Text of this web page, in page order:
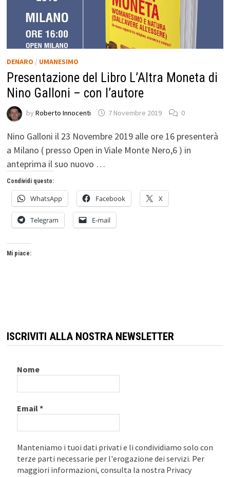
DENARO / UMANESIMO
Presentazione del Libro L’Altra Moneta di
Nino Galloni – con l’autore
by Roberto Innocenti 7 Novembre 2019 0
Nino Galloni il 23 Novembre 2019 alle ore 16 presenterà
a Milano ( presso Open in Viale Monte Nero,6 ) in
anteprima il suo nuovo …
Condividi questo:
WhatsApp Facebook X
Telegram E-mail
Mi piace:
ISCRIVITI ALLA NOSTRA NEWSLETTER
Nome
Email*
Manteniamo i tuoi dati privati e li condividiamo solo con
terze parti necessarie per l'erogazione dei servizi. Per
maggiori informazioni, consulta la nostra Privacy